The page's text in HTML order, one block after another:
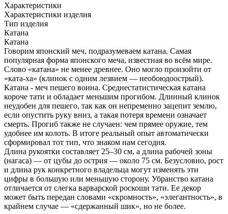
Характеристики
Характеристики изделия
Тип изделия
Катана
Катана
Говорим японский меч, подразумеваем катана. Самая
популярная форма японского меча, известная во всём мире.
Слово «катана» не менее древнее. Оно могло произойти от
«ката-ха» (клинок с одним лезвием — необоюдоострый).
Катана - меч пешего воина. Среднестатистическая катана
короче тати и обладает меньшим прогибом. Длинный клинок
неудобен для пешего, так как он непременно зацепит землю,
если опустить руку вниз, а такая потеря времени означает
смерть. Прогиб также не случаен: чем прямее оружие, тем
удобнее им колоть. В итоге реальный опыт автоматически
сформировал тот тип, что знаком нам сегодня.
Длина рукоятки составляет 25–30 см, а длина рабочей зоны
(нагаса) — от цубы до острия — около 75 см. Безусловно, рост
и длина рук конкретного владельца могут изменять эти
цифры в большую или меньшую сторону. Убранство катана
отличается от слегка варварской роскоши тати. Ее декор
может быть передан словами «скромность», «элегантность», в
крайнем случае — «сдержанный шик», но не более.